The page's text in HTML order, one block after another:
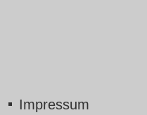
Impressum